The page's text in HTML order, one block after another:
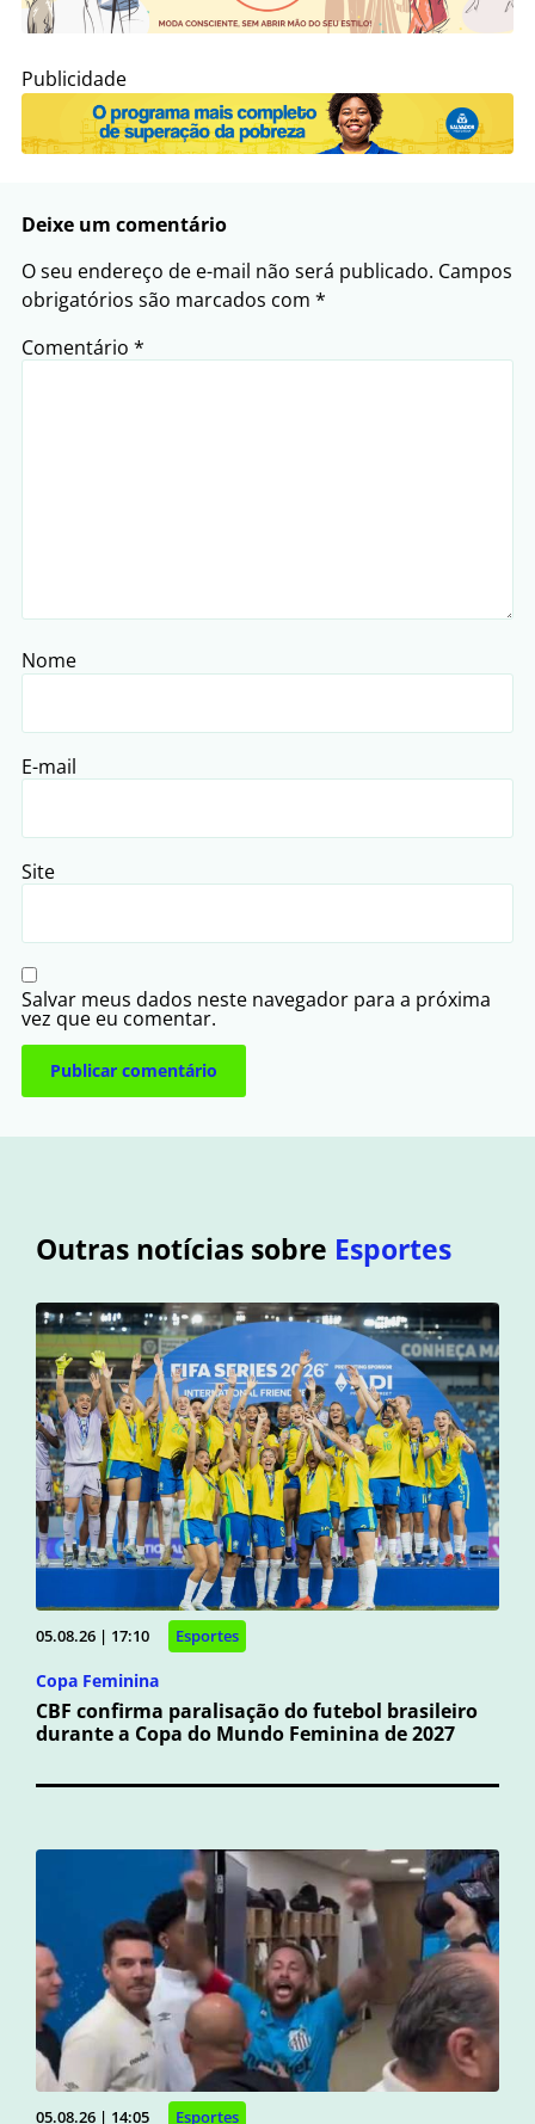
Publicidade
Deixe um comentário
O seu endereço de e-mail não será publicado. Campos
obrigatórios são marcados com *
Comentário *
Nome
E-mail
Site
Salvar meus dados neste navegador para a próxima
vez que eu comentar.
Outras notícias sobre Esportes
05.08.26 | 17:10 Esportes
Copa Feminina
CBF confirma paralisação do futebol brasileiro
durante a Copa do Mundo Feminina de 2027
05.08.26 | 14:05 Esportes